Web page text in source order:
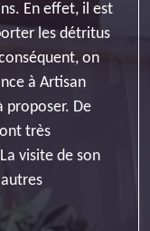
En effet, il est
les détritus
on
à Artisan
proposer. De
très
visite de son